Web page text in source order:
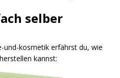
selber
kosmetik erfährst du, wie
kannst: